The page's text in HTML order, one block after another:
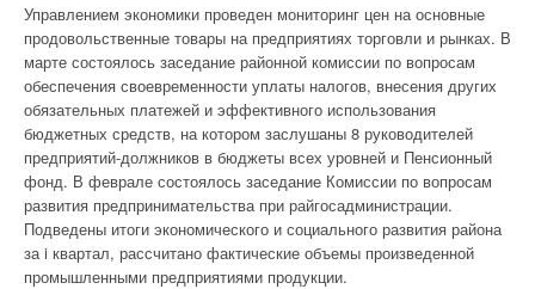
Управлением экономики проведен мониторинг цен на основные
продовольственные товары на предприятиях торговли и рынках. В
марте состоялось заседание районной комиссии по вопросам
обеспечения своевременности уплаты налогов, внесения других
обязательных платежей и эффективного использования
бюджетных средств, на котором заслушаны 8 руководителей
предприятий-должников в бюджеты всех уровней и Пенсионный
фонд. В феврале состоялось заседание Комиссии по вопросам
развития предпринимательства при райгосадминистрации.
Подведены итоги экономического и социального развития района
за i квартал, рассчитано фактические объемы произведенной
промышленными предприятиями продукции.